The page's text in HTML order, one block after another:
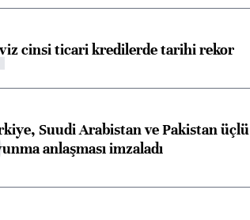
cinsi ticari kredilerde tarihi rekor
Suudi Arabistan ve Pakistan üçlü
anlaşması imzaladı